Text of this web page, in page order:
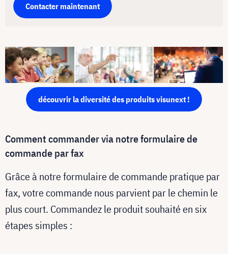
Contacter maintenant
découvrir la diversité des produits visunext !
Comment commander via notre formulaire de
commande par fax
Grâce à notre formulaire de commande pratique par
fax, votre commande nous parvient par le chemin le
plus court. Commandez le produit souhaité en six
étapes simples :